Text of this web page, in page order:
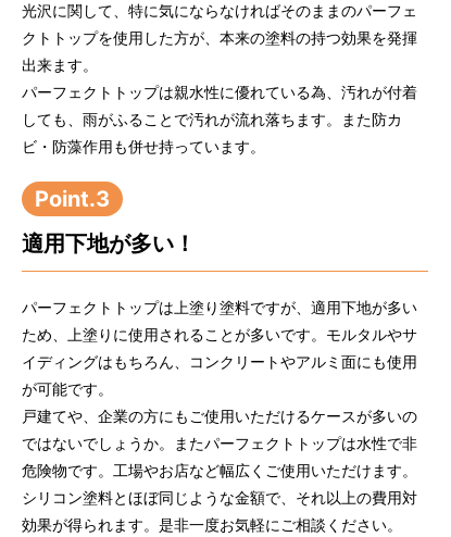
光沢に関して、特に気にならなければそのままのパーフェ
クトトップを使用した方が、本来の塗料の持つ効果を発揮
出来ます。
パーフェクトトップは親水性に優れている為、汚れが付着
しても、雨がふることで汚れが流れ落ちます。また防カ
ビ・防藻作用も併せ持っています。
Point.3
適用下地が多い！
パーフェクトトップは上塗り塗料ですが、適用下地が多い
ため、上塗りに使用されることが多いです。モルタルやサ
イディングはもちろん、コンクリートやアルミ面にも使用
が可能です。
戸建てや、企業の方にもご使用いただけるケースが多いの
ではないでしょうか。またパーフェクトトップは水性で非
危険物です。工場やお店など幅広くご使用いただけます。
シリコン塗料とほぼ同じような金額で、それ以上の費用対
効果が得られます。是非一度お気軽にご相談ください。